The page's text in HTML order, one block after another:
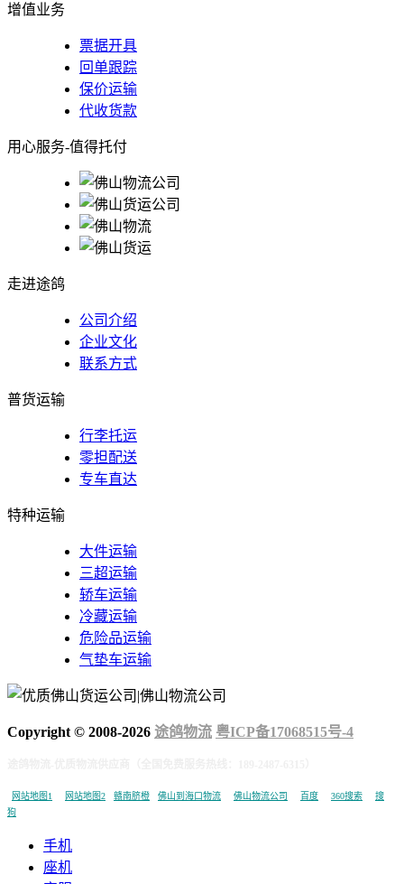
增值业务
票据开具
回单跟踪
保价运输
代收货款
用心服务-值得托付
走进途鸽
公司介绍
企业文化
联系方式
普货运输
行李托运
零担配送
专车直达
特种运输
大件运输
三超运输
轿车运输
冷藏运输
危险品运输
气垫车运输
Copyright © 2008-2026 途鸽物流 粤ICP备17068515号-4
网站地图1 网站地图2 赣南脐橙 佛山到海口物流 佛山物流公司 百度 360搜索
搜
狗
手机
座机